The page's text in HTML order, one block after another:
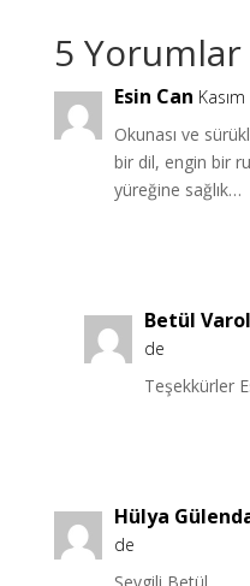
5 Yorumlar
Esin Can
Okunası ve
bir dil, engin bir
yüreğine sağlık…
Betül Varol
de
Teşekkürler
Hülya
de